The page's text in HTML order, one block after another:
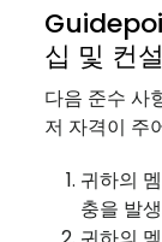
십 및 컨
다음 준수 사
저 자격이 주
귀하의
충을 발